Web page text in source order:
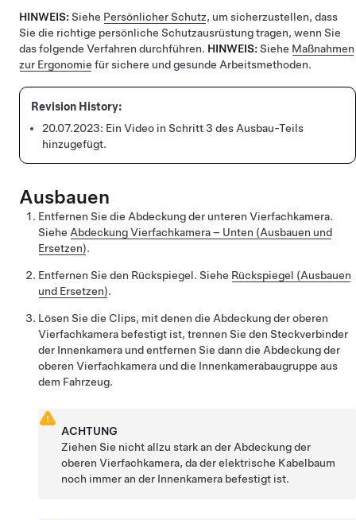
HINWEIS: Siehe Persönlicher Schutz, um sicherzustellen, dass
Sie die richtige persönliche Schutzausrüstung tragen, wenn Sie
das folgende Verfahren durchführen. HINWEIS: Siehe Maßnahmen
zur Ergonomie für sichere und gesunde Arbeitsmethoden.
20.07.2023: Ein Video in Schritt 3 des Ausbau-Teils
hinzugefügt.
Ausbauen
Entfernen Sie die Abdeckung der unteren Vierfachkamera.
Siehe Abdeckung Vierfachkamera – Unten (Ausbauen und
Ersetzen).
Entfernen Sie den Rückspiegel. Siehe Rückspiegel (Ausbauen
und Ersetzen).
Lösen Sie die Clips, mit denen die Abdeckung der oberen
Vierfachkamera befestigt ist, trennen Sie den Steckverbinder
der Innenkamera und entfernen Sie dann die Abdeckung der
oberen Vierfachkamera und die Innenkamerabaugruppe aus
dem Fahrzeug.
ACHTUNG
Ziehen Sie nicht allzu stark an der Abdeckung der
oberen Vierfachkamera, da der elektrische Kabelbaum
noch immer an der Innenkamera befestigt ist.